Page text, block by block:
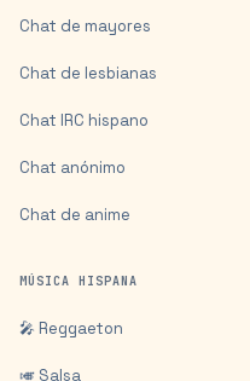
Chat de mayores
Chat de lesbianas
Chat IRC hispano
Chat anónimo
Chat de anime
MÚSICA HISPANA
🎤 Reggaeton
🎺 Salsa